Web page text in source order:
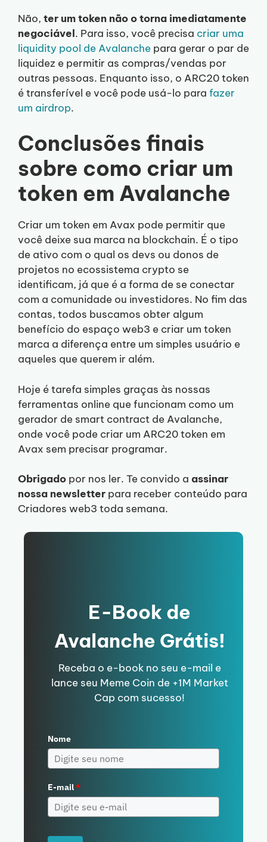
Não, ter um token não o torna imediatamente
negociável. Para isso, você precisa criar uma
liquidity pool de Avalanche para gerar o par de
liquidez e permitir as compras/vendas por
outras pessoas. Enquanto isso, o ARC20 token
é transferível e você pode usá-lo para fazer
um airdrop.
Conclusões finais
sobre como criar um
token em Avalanche
Criar um token em Avax pode permitir que
você deixe sua marca na blockchain. É o tipo
de ativo com o qual os devs ou donos de
projetos no ecossistema crypto se
identificam, já que é a forma de se conectar
com a comunidade ou investidores. No fim das
contas, todos buscamos obter algum
benefício do espaço web3 e criar um token
marca a diferença entre um simples usuário e
aqueles que querem ir além.
Hoje é tarefa simples graças às nossas
ferramentas online que funcionam como um
gerador de smart contract de Avalanche,
onde você pode criar um ARC20 token em
Avax sem precisar programar.
Obrigado por nos ler. Te convido a assinar
nossa newsletter para receber conteúdo para
Criadores web3 toda semana.
E-Book de
Avalanche Grátis!
Receba o e-book no seu e-mail e
lance seu Meme Coin de +1M Market
Cap com sucesso!
Nome
E-mail*